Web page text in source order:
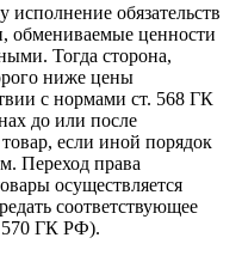
обязательств
обмениваемые ценности
Тогда сторона,
ниже цены
с нормами ст. 568 ГК
до или после
если иной порядок
Переход права
осуществляется
соответствующее
570 ГК РФ).